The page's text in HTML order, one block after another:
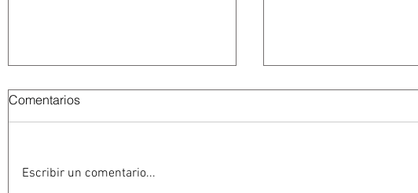
Comentarios
Escribir un comentario...